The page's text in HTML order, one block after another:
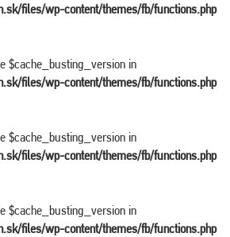
files/wp-content/themes/fb/functions.php
$cache_busting_version in
files/wp-content/themes/fb/functions.php
$cache_busting_version in
files/wp-content/themes/fb/functions.php
$cache_busting_version in
files/wp-content/themes/fb/functions.php